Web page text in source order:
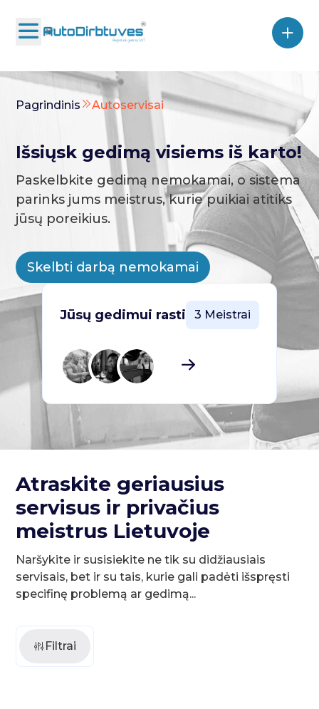
Pagrindinis Autoservisai
Išsiųsk gedimą visiems iš karto!
Paskelbkite gedimą nemokamai, o sistema
parinks jums meistrus, kurie puikiai atitiks
jūsų poreikius.
Skelbti darbą nemokamai
Jūsų gedimui rasti 3 Meistrai
Atraskite geriausius
servisus ir privačius
meistrus Lietuvoje
Naršykite ir susisiekite ne tik su didžiausiais
servisais, bet ir su tais, kurie gali padėti išspręsti
specifinę problemą ar gedimą...
Filtrai